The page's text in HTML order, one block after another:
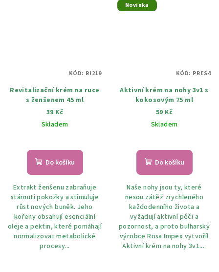
Revitalizační krém na ruce
s ženšenem 45 ml
39 Kč
Skladem
Do košíku
Extrakt ženšenu zabraňuje
stárnutí pokožky a stimuluje
růst nových buněk. Jeho
kořeny obsahují esenciální
oleje a pektin, které pomáhají
normalizovat metabolické
procesy...
KÓD: RI219
Novinka
Aktivní krém na nohy 3v1 s
kokosovým 75 ml
59 Kč
Skladem
Do košíku
Naše nohy jsou ty, které
nesou zátěž zrychleného
každodenního života a
vyžadují aktivní péči a
pozornost, a proto bulharský
výrobce Rosa Impex vytvoříl
Aktivní krém na nohy 3v1....
KÓD: PRES4